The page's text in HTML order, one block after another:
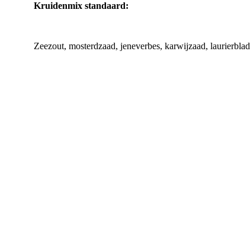
Kruidenmix standaard:
Zeezout, mosterdzaad, jeneverbes, karwijzaad, laurierblad